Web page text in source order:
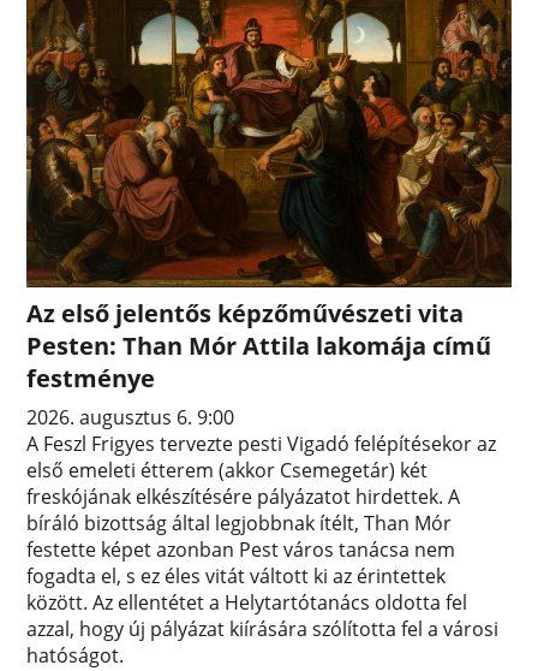
Az első jelentős képzőművészeti vita
Pesten: Than Mór Attila lakomája című
festménye
2026. augusztus 6. 9:00
A Feszl Frigyes tervezte pesti Vigadó felépítésekor az
első emeleti étterem (akkor Csemegetár) két
freskójának elkészítésére pályázatot hirdettek. A
bíráló bizottság által legjobbnak ítélt, Than Mór
festette képet azonban Pest város tanácsa nem
fogadta el, s ez éles vitát váltott ki az érintettek
között. Az ellentétet a Helytartótanács oldotta fel
azzal, hogy új pályázat kiírására szólította fel a városi
hatóságot.